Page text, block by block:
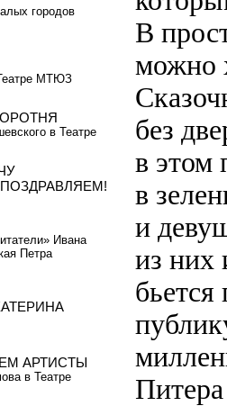
В
можно
без
в этом
в
и
из них
городов
МТЮЗ
в Театре
Ивана
Петра
АРТИСТЫ
в Театре